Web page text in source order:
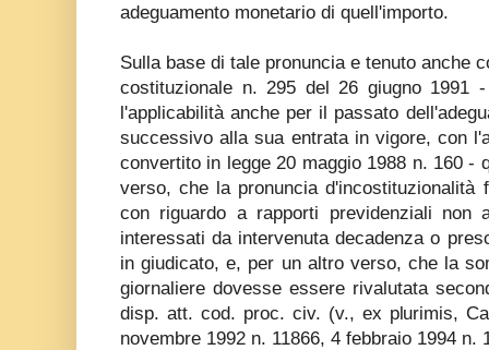
adeguamento monetario di quell'importo.
Sulla base di tale pronuncia e tenuto anche
costituzionale n. 295 del 26 giugno 1991
l'applicabilità anche per il passato
successivo alla sua entrata in vigore, con
convertito in legge 20 maggio 1988 n. 160 -
verso, che la pronuncia d'incostituzionalità
con riguardo a rapporti previdenziali non
interessati da intervenuta decadenza o
in giudicato, e, per un altro verso, che la
giornaliere dovesse essere rivalutata
disp. att. cod. proc. civ. (v., ex plurimis,
novembre 1992 n. 11866, 4 febbraio 1994 n.